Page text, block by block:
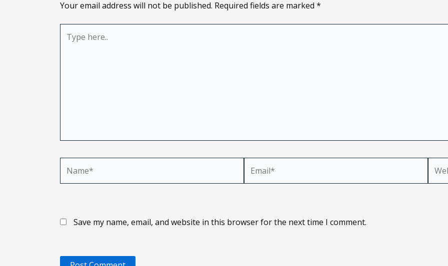
Your email address will not be published. Required fields are marked *
here..
Save my name, email, and website in this browser for the next time I comment.